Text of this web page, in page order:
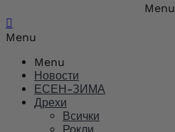
Menu

Menu
Menu
Новости
ЕСЕН-ЗИМА
Дрехи
Всички
Рокли